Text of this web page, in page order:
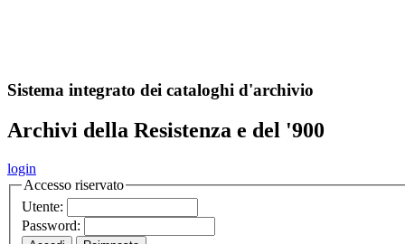
Sistema integrato dei cataloghi d'archivio
Archivi della Resistenza e del '900
login
Accesso riservato
Utente:
Password: